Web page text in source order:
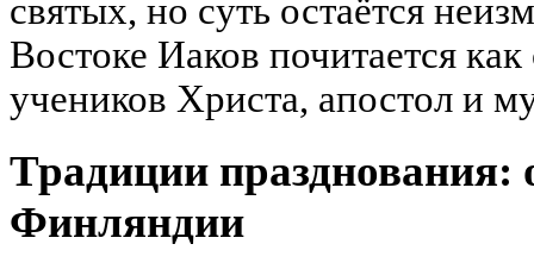
святых, но суть остаётся
Востоке Иаков почитается
учеников Христа, апостол и
Традиции празднования:
Финляндии